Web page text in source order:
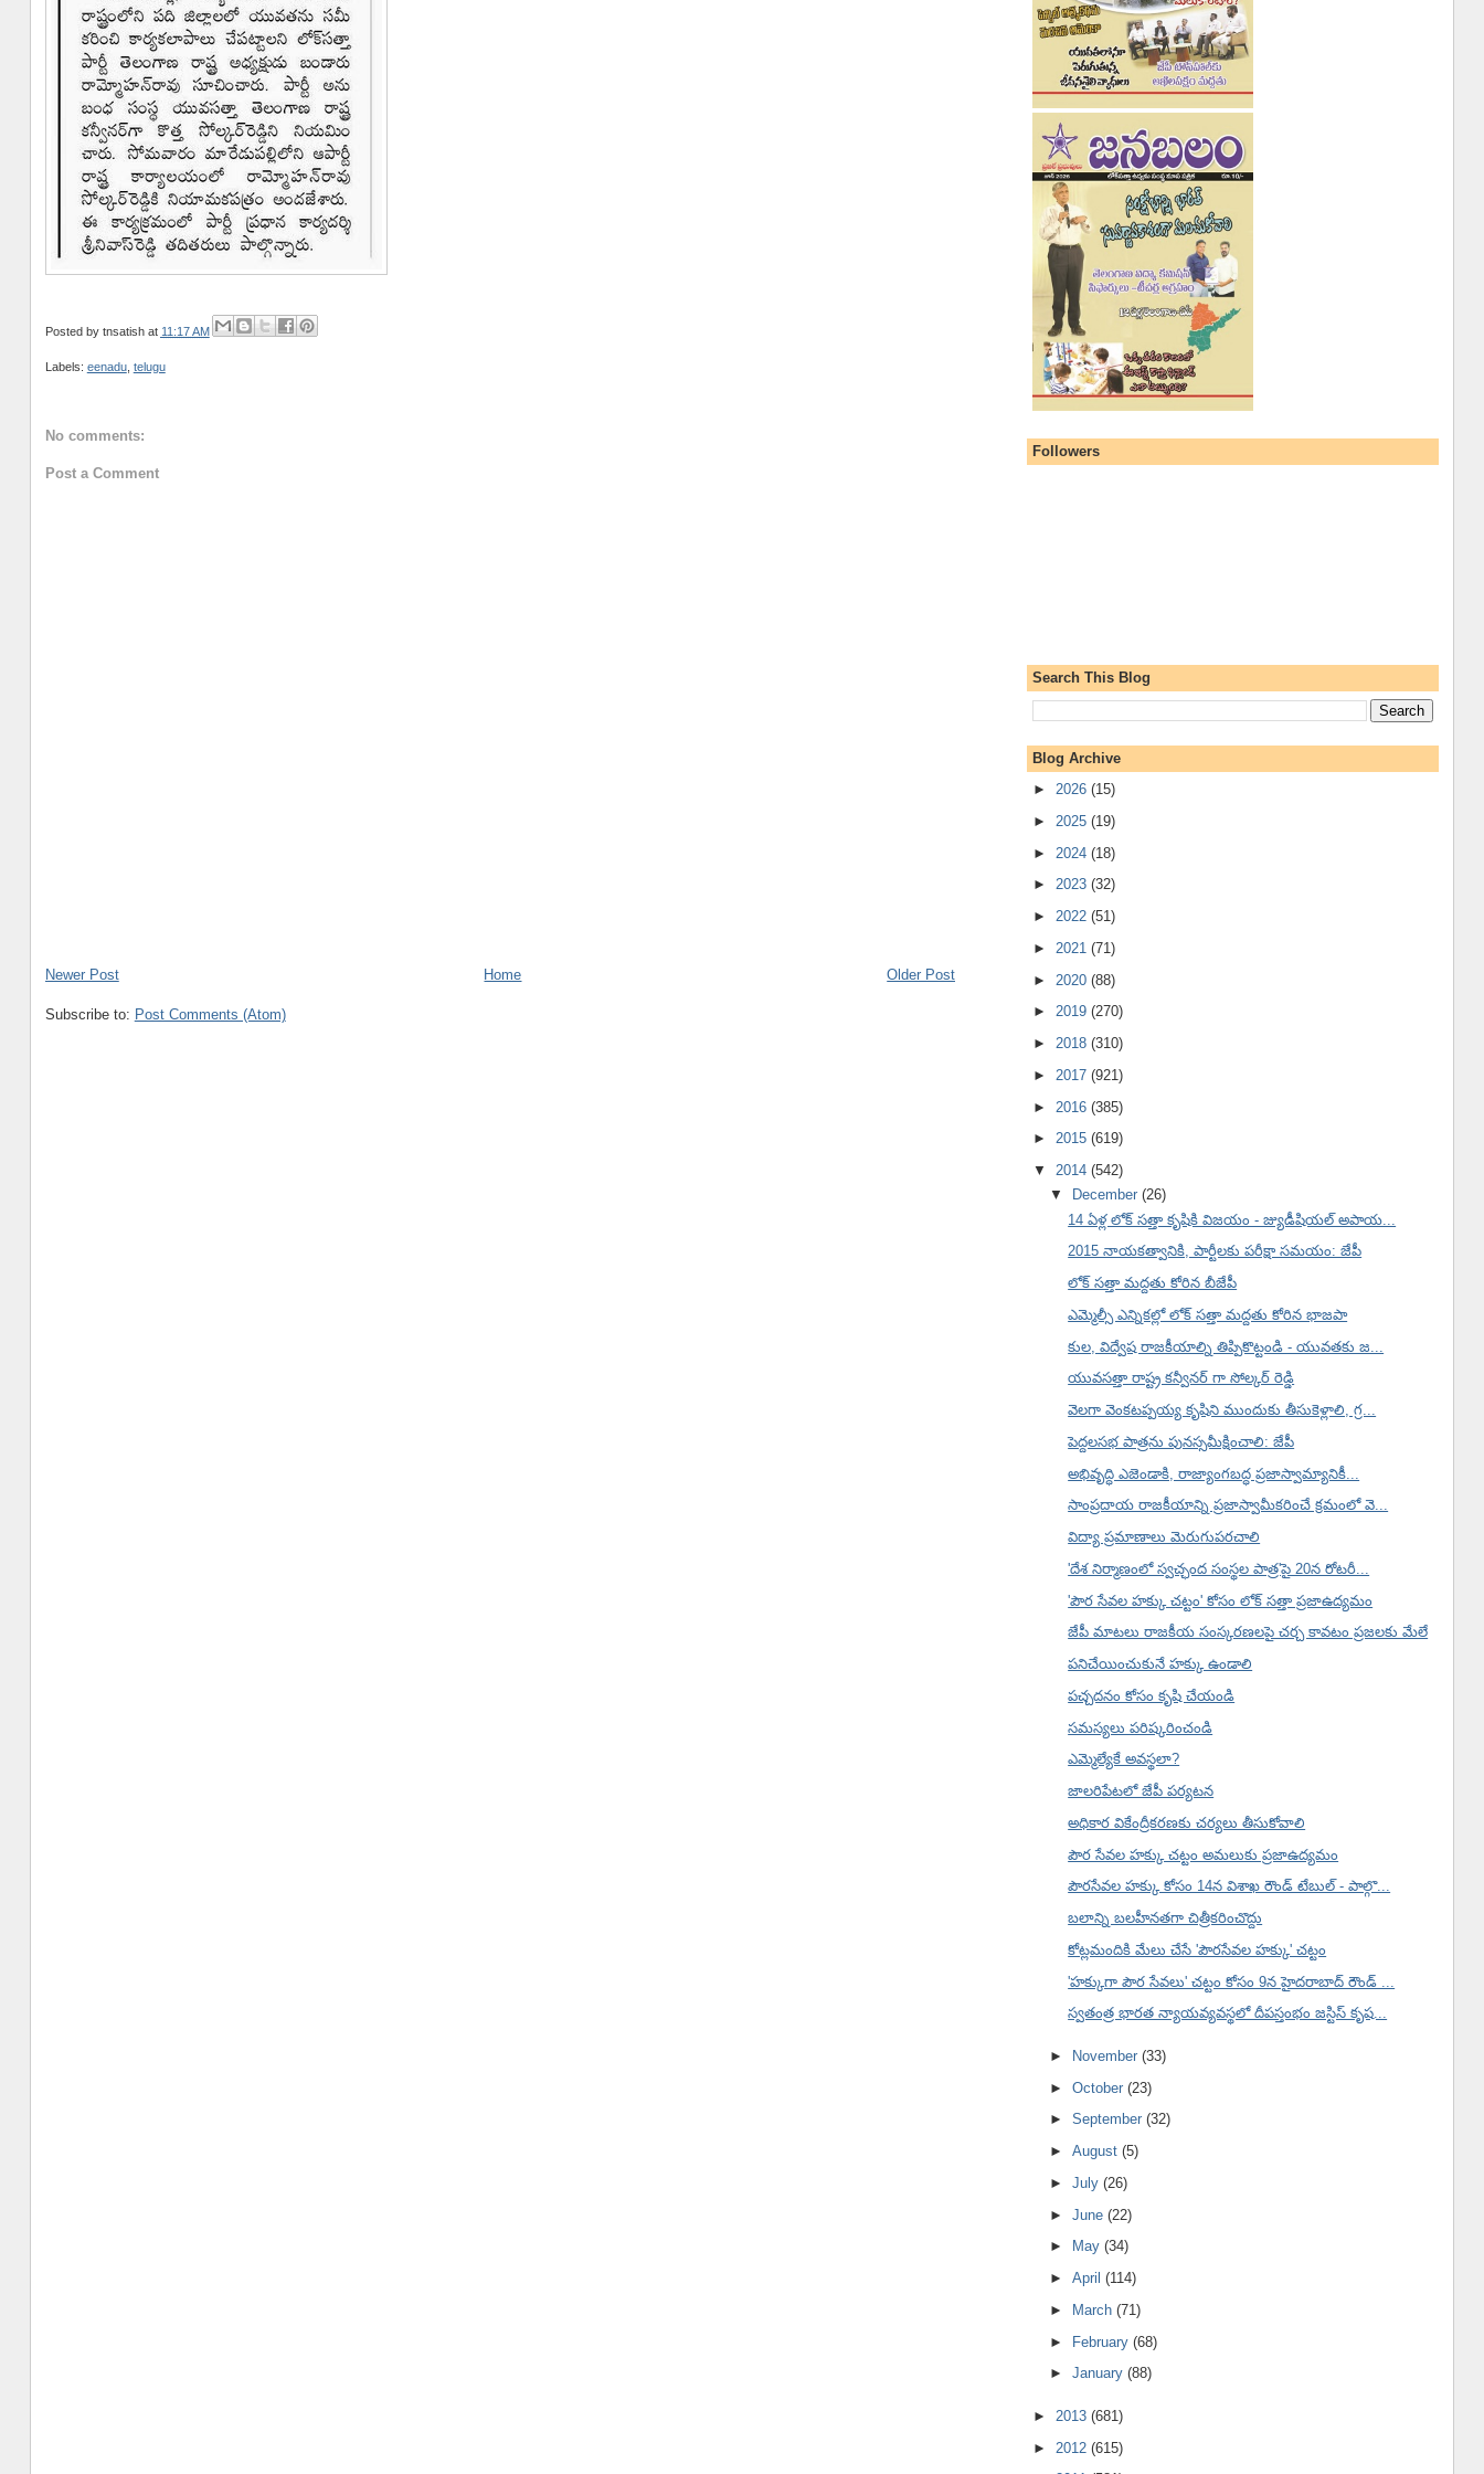
Posted by tnsatish at 11:17 AM
Labels: eenadu, telugu
No comments:
Post a Comment
Newer Post Older Post
Home
Subscribe to: Post Comments (Atom)
Followers
Search This Blog
Blog Archive
► 2026 (15)
► 2025 (19)
► 2024 (18)
► 2023 (32)
► 2022 (51)
► 2021 (71)
► 2020 (88)
► 2019 (270)
► 2018 (310)
► 2017 (921)
► 2016 (385)
► 2015 (619)
▼ 2014 (542)
▼
December(26)
14 ఏళ్ల లోక్ సత్తా కృషికి విజయం - జ్యుడీషియల్ అపాయ...
2015 నాయకత్వానికి, పార్టీలకు పరీక్షా సమయం: జేపీ
లోక్ సత్తా మద్దతు కోరిన బీజేపీ
ఎమ్మెల్సీ ఎన్నికల్లో లోక్ సత్తా మద్దతు కోరిన భాజపా
కుల, విద్వేష రాజకీయాల్ని తిప్పికొట్టండి - యువతకు జ...
యువసత్తా రాష్ట్ర కన్వీనర్ గా సోల్కర్ రెడ్డి
వెలగా వెంకటప్పయ్య కృషిని ముందుకు తీసుకెళ్లాలి, గ్ర...
పెద్దలసభ పాత్రను పునస్సమీక్షించాలి: జేపీ
అభివృద్ధి ఎజెండాకి, రాజ్యాంగబద్ధ ప్రజాస్వామ్యానికీ...
సాంప్రదాయ రాజకీయాన్ని ప్రజాస్వామీకరించే క్రమంలో వె...
విద్యా ప్రమాణాలు మెరుగుపరచాలి
'దేశ నిర్మాణంలో స్వచ్ఛంద సంస్థల పాత్ర'పై 20న రోటరీ...
'పౌర సేవల హక్కు చట్టం' కోసం లోక్ సత్తా ప్రజాఉద్యమం
జేపీ మాటలు రాజకీయ సంస్కరణలపై చర్చ కావటం ప్రజలకు మేలే
పనిచేయించుకునే హక్కు ఉండాలి
పచ్చదనం కోసం కృషి చేయండి
సమస్యలు పరిష్కరించండి
ఎమ్మెల్యేకే అవస్థలా?
జాలరిపేటలో జేపీ పర్యటన
అధికార వికేంద్రీకరణకు చర్యలు తీసుకోవాలి
పౌర సేవల హక్కు చట్టం అమలుకు ప్రజాఉద్యమం
పౌరసేవల హక్కు కోసం 14న విశాఖ రౌండ్ టేబుల్ - పాల్గొ...
బలాన్ని బలహీనతగా చిత్రీకరించొద్దు
కోట్లమందికి మేలు చేసే 'పౌరసేవల హక్కు' చట్టం
'హక్కుగా పౌర సేవలు' చట్టం కోసం 9న హైదరాబాద్ రౌండ్ ...
స్వతంత్ర భారత న్యాయవ్యవస్థలో దీపస్తంభం జస్టిస్ కృష...
► November(33)
►October(23)
►September(32)
►August(5)
►July(26)
►June(22)
►
May(34)
►April(114)
►
March(71)
► February(68)
►January(88)
► 2013 (681)
► 2012 (615)